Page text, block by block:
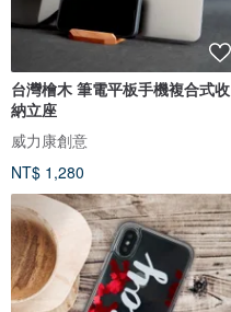
台灣檜木 筆電平板手機複合式收
納立座
威力康創意
NT$ 1,280